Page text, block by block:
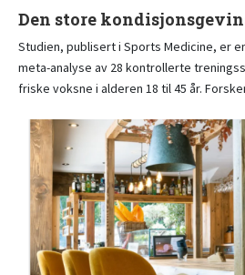
Den store
Studien, publisert i Sports Medicine, er
meta-analyse av 28 kontrollerte
friske voksne i alderen 18 til 45 år.